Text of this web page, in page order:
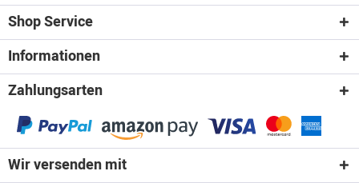
Shop Service
Informationen
Zahlungsarten
Wir versenden mit